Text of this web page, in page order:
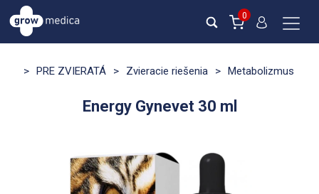
0
> PRE ZVIERATÁ > Zvieracie riešenia > Metabolizmus
Energy Gynevet 30 ml